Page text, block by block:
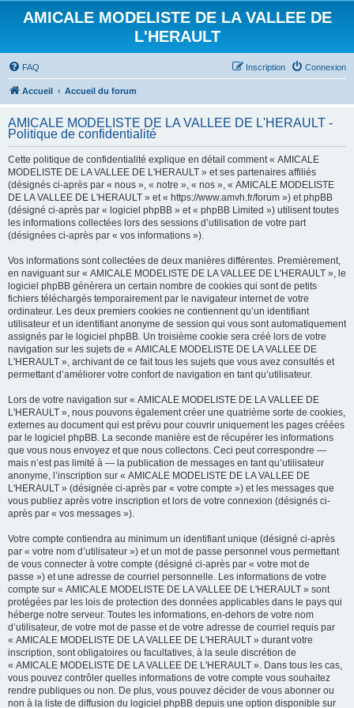
AMICALE MODELISTE DE LA VALLEE DE
L'HERAULT
FAQ Connexion
Inscription
Accueil Accueil du forum
AMICALE MODELISTE DE LA VALLEE DE L'HERAULT -
Politique de confidentialité
Cette politique de confidentialité explique en détail comment « AMICALE
MODELISTE DE LA VALLEE DE L'HERAULT » et ses partenaires affiliés
(désignés ci-après par « nous », « notre », « nos », « AMICALE MODELISTE
DE LA VALLEE DE L'HERAULT » et « https://www.amvh.fr/forum ») et phpBB
(désigné ci-après par « logiciel phpBB » et « phpBB Limited ») utilisent toutes
les informations collectées lors des sessions d’utilisation de votre part
(désignées ci-après par « vos informations »).
Vos informations sont collectées de deux manières différentes. Premièrement,
en naviguant sur « AMICALE MODELISTE DE LA VALLEE DE L'HERAULT », le
logiciel phpBB génèrera un certain nombre de cookies qui sont de petits
fichiers téléchargés temporairement par le navigateur internet de votre
ordinateur. Les deux premiers cookies ne contiennent qu’un identifiant
utilisateur et un identifiant anonyme de session qui vous sont automatiquement
assignés par le logiciel phpBB. Un troisième cookie sera créé lors de votre
navigation sur les sujets de « AMICALE MODELISTE DE LA VALLEE DE
L'HERAULT », archivant de ce fait tous les sujets que vous avez consultés et
permettant d’améliorer votre confort de navigation en tant qu’utilisateur.
Lors de votre navigation sur « AMICALE MODELISTE DE LA VALLEE DE
L'HERAULT », nous pouvons également créer une quatrième sorte de cookies,
externes au document qui est prévu pour couvrir uniquement les pages créées
par le logiciel phpBB. La seconde manière est de récupérer les informations
que vous nous envoyez et que nous collectons. Ceci peut correspondre —
mais n’est pas limité à — la publication de messages en tant qu’utilisateur
anonyme, l’inscription sur « AMICALE MODELISTE DE LA VALLEE DE
L'HERAULT » (désignée ci-après par « votre compte ») et les messages que
vous publiez après votre inscription et lors de votre connexion (désignés ci-
après par « vos messages »).
Votre compte contiendra au minimum un identifiant unique (désigné ci-après
par « votre nom d’utilisateur ») et un mot de passe personnel vous permettant
de vous connecter à votre compte (désigné ci-après par « votre mot de
passe ») et une adresse de courriel personnelle. Les informations de votre
compte sur « AMICALE MODELISTE DE LA VALLEE DE L'HERAULT » sont
protégées par les lois de protection des données applicables dans le pays qui
héberge notre serveur. Toutes les informations, en-dehors de votre nom
d’utilisateur, de votre mot de passe et de votre adresse de courriel requis par
« AMICALE MODELISTE DE LA VALLEE DE L'HERAULT » durant votre
inscription, sont obligatoires ou facultatives, à la seule discrétion de
« AMICALE MODELISTE DE LA VALLEE DE L'HERAULT ». Dans tous les cas,
vous pouvez contrôler quelles informations de votre compte vous souhaitez
rendre publiques ou non. De plus, vous pouvez décider de vous abonner ou
non à la liste de diffusion du logiciel phpBB depuis une option disponible sur